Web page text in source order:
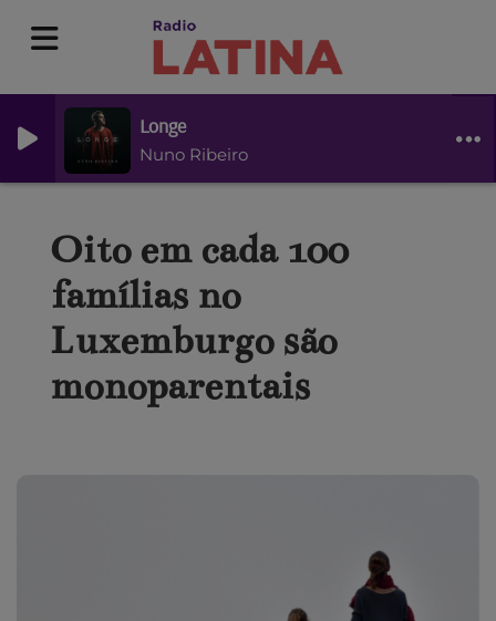
Longe
Nuno Ribeiro
Oito em cada 100
famílias no
Luxemburgo são
monoparentais